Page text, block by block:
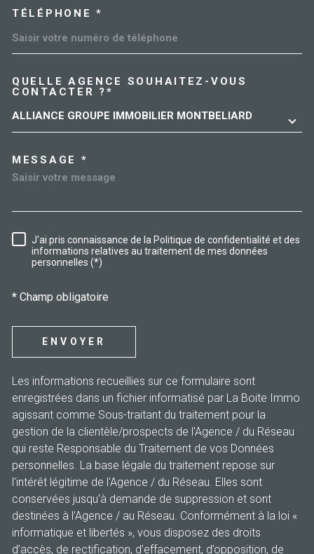
TÉLÉPHONE *
QUELLE AGENCE SOUHAITEZ-VOUS
CONTACTER ?*
ALLIANCE GROUPE IMMOBILIER MONTBELIARD
MESSAGE *
RÈGLEMENTATION
J'ai pris connaissance de la Politique de confidentialité et des
informations relatives au traitement de mes données
personnelles (*)
* Champ obligatoire
ENVOYER
Les informations recueillies sur ce formulaire sont
enregistrées dans un fichier informatisé par La Boite Immo
agissant comme Sous-traitant du traitement pour la
gestion de la clientèle/prospects de l'Agence / du Réseau
qui reste Responsable du Traitement de vos Données
personnelles. La base légale du traitement repose sur
l'intérêt légitime de l'Agence / du Réseau. Elles sont
conservées jusqu'à demande de suppression et sont
destinées à l'Agence / au Réseau. Conformément à la loi «
informatique et libertés », vous disposez des droits
d’accès, de rectification, d’effacement, d’opposition, de